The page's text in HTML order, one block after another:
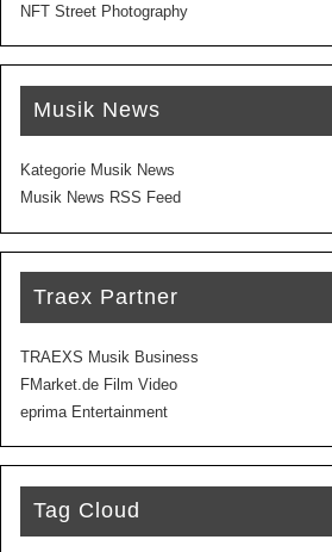
NFT Street Photography
Musik News
Kategorie Musik News
Musik News RSS Feed
Traex Partner
TRAEXS Musik Business
FMarket.de Film Video
eprima Entertainment
Tag Cloud